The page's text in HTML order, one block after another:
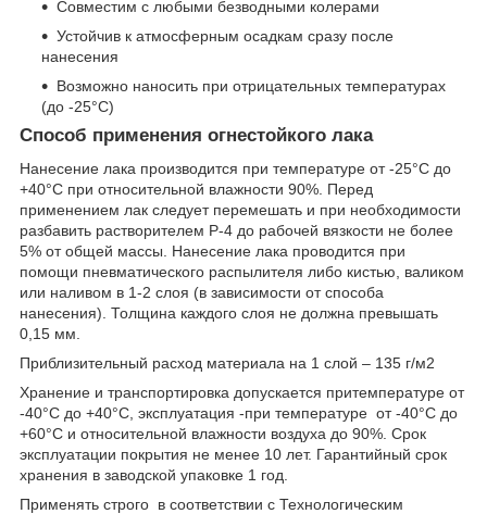
Совместим с любыми безводными колерами
Устойчив к атмосферным осадкам сразу после
нанесения
Возможно наносить при отрицательных температурах
(до -25°С)
Способ применения огнестойкого лака
Нанесение лака производится при температуре от -25°С до
+40°С при относительной влажности 90%. Перед
применением лак следует перемешать и при необходимости
разбавить растворителем Р-4 до рабочей вязкости не более
5% от общей массы. Нанесение лака проводится при
помощи пневматического распылителя либо кистью, валиком
или наливом в 1-2 слоя (в зависимости от способа
нанесения). Толщина каждого слоя не должна превышать
0,15 мм.
Приблизительный расход материала на 1 слой – 135 г/м2
Хранение и транспортировка допускается притемпературе от
-40°С до +40°С, эксплуатация -при температуре от -40°С до
+60°С и относительной влажности воздуха до 90%. Срок
эксплуатации покрытия не менее 10 лет. Гарантийный срок
хранения в заводской упаковке 1 год.
Применять строго в соответствии с Технологическим